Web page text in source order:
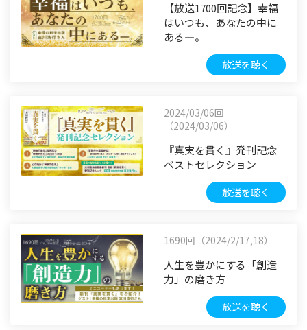
【放送1700回記念】幸福
はいつも、あなたの中に
ある―。
放送を聴く
2024/03/06回
（2024/03/06）
『真実を貫く』発刊記念
ベストセレクション
放送を聴く
1690回（2024/2/17,18）
人生を豊かにする「創造
力」の磨き方
放送を聴く